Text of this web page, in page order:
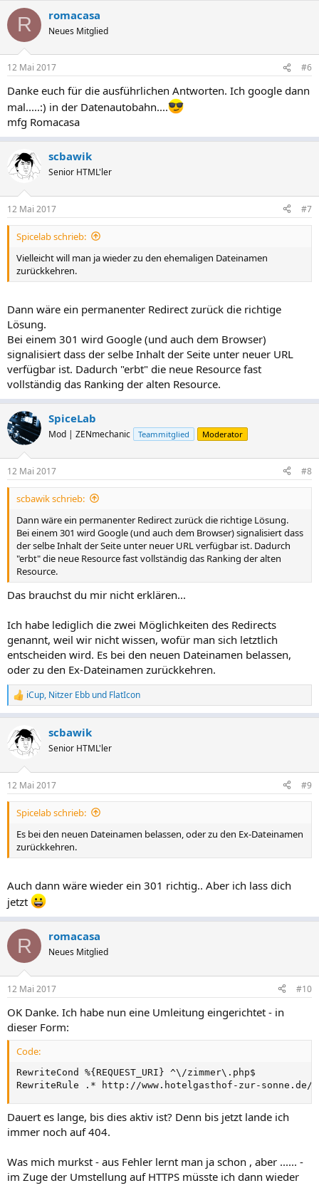
k
i
n
e
:
R romacasa
Neues Mitglied
12 Mai 2017 #6
Danke euch für die ausführlichen Antworten. Ich google dann
mal.....:) in der Datenautobahn....
mfg Romacasa
scbawik
Senior HTML'ler
12 Mai 2017 #7
Spicelab schrieb:
Vielleicht will man ja wieder zu den ehemaligen Dateinamen
zurückkehren.
Dann wäre ein permanenter Redirect zurück die richtige
Lösung.
Bei einem 301 wird Google (und auch dem Browser)
signalisiert dass der selbe Inhalt der Seite unter neuer URL
verfügbar ist. Dadurch "erbt" die neue Resource fast
vollständig das Ranking der alten Resource.
SpiceLab
Mod | ZENmechanic Teammitglied Moderator
12 Mai 2017 #8
scbawik schrieb:
Dann wäre ein permanenter Redirect zurück die richtige Lösung.
Bei einem 301 wird Google (und auch dem Browser) signalisiert dass
der selbe Inhalt der Seite unter neuer URL verfügbar ist. Dadurch
"erbt" die neue Resource fast vollständig das Ranking der alten
Resource.
Das brauchst du mir nicht erklären...
Ich habe lediglich die zwei Möglichkeiten des Redirects
genannt, weil wir nicht wissen, wofür man sich letztlich
entscheiden wird. Es bei den neuen Dateinamen belassen,
oder zu den Ex-Dateinamen zurückkehren.
R
e
k
t
n
e
n
iCup, Nitzer Ebb und FlatIcon
scbawik
Senior HTML'ler
12 Mai 2017 #9
Spicelab schrieb:
Es bei den neuen Dateinamen belassen, oder zu den Ex-Dateinamen
zurückkehren.
Auch dann wäre wieder ein 301 richtig.. Aber ich lass dich
jetzt
R romacasa
Neues Mitglied
12 Mai 2017 #10
OK Danke. Ich habe nun eine Umleitung eingerichtet - in
dieser Form:
Code:
RewriteCond %{REQUEST_URI} ^\/zimmer\.php$
RewriteRule .* http://www.hotelgasthof-zur-sonne.de/
Dauert es lange, bis dies aktiv ist? Denn bis jetzt lande ich
immer noch auf 404.
Was mich murkst - aus Fehler lernt man ja schon , aber ...... -
im Zuge der Umstellung auf HTTPS müsste ich dann wieder